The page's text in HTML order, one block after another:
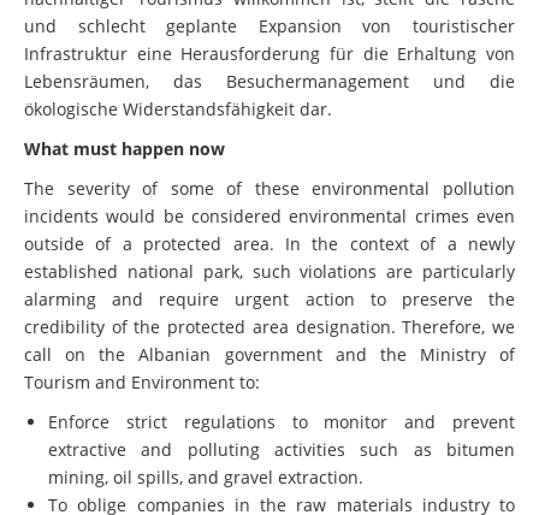
und schlecht geplante Expansion von touristischer
Infrastruktur eine Herausforderung für die Erhaltung von
Lebensräumen, das Besuchermanagement und die
ökologische Widerstandsfähigkeit dar.
What must happen now
The severity of some of these environmental pollution
incidents would be considered environmental crimes even
outside of a protected area. In the context of a newly
established national park, such violations are particularly
alarming and require urgent action to preserve the
credibility of the protected area designation. Therefore, we
call on the Albanian government and the Ministry of
Tourism and Environment to:
Enforce strict
regulations to monitor and prevent
extractive and polluting activities such as bitumen
mining, oil spills, and gravel extraction.
To oblige companies in the raw materials industry to